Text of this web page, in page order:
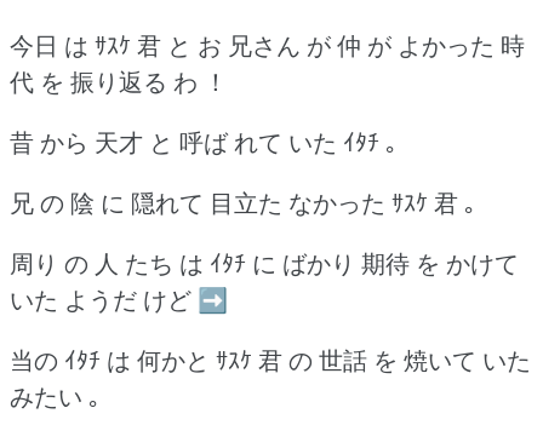
今日 は ｻｽｹ 君 と お 兄さん が 仲 が よかった 時
代 を 振り返る わ ！
昔 から 天才 と 呼ば れて いた ｲﾀﾁ ｡
兄 の 陰 に 隠れて 目立た なかった ｻｽｹ 君 ｡
周り の 人 たち は ｲﾀﾁ に ばかり 期待 を かけて
いた ようだ けど ➡
当の ｲﾀﾁ は 何かと ｻｽｹ 君 の 世話 を 焼いて いた
みたい ｡